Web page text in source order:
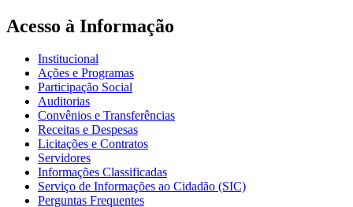
Acesso à Informação
Institucional
Ações e Programas
Participação Social
Auditorias
Convênios e Transferências
Receitas e Despesas
Licitações e Contratos
Servidores
Informações Classificadas
Serviço de Informações ao Cidadão (SIC)
Perguntas Frequentes